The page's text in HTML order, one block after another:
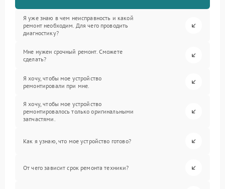
Я уже знаю в чем неисправность и какой
ремонт необходим. Для чего проводить
диагностику?
Мне нужен срочный ремонт. Сможете
сделать?
Я хочу, чтобы мое устройство
ремонтировали при мне.
Я хочу, чтобы мое устройство
ремонтировалось только оригинальными
запчастями.
Как я узнаю, что мое устройство готово?
От чего зависит срок ремонта техники?